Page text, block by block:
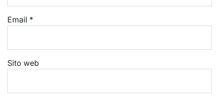
Email *
Sito web